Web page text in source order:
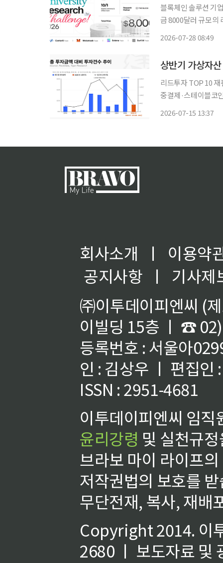
블록체인 솔루션 기
금 8000달러 규모의
2026-07-28 08:49
상반기 가상자
리드투자 TOP 10
중결제·스테이블코인·CEX 부
2026-07-15 13:37
회사소개 ㅣ
이용약
공지사항
ㅣ
기사제
㈜이투데이피엔씨 (
이빌딩 15층 ㅣ ☎
등록번호 : 서울아
인 : 김상우 ㅣ 편집인
ISSN : 2951-4681
이투데이피엔씨 임
윤리강령 및 실천규
브라보 마이 라이프
저작권법의 보호를
무단전재, 복사, 재배
Copyright 2014. 이
2680 ㅣ 보도자료